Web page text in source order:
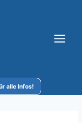
alle Infos!